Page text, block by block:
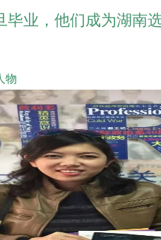
毕业，他们成为湖南
物